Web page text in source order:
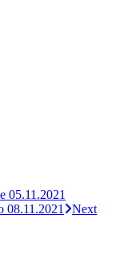
05.11.2021
08.11.2021 Next